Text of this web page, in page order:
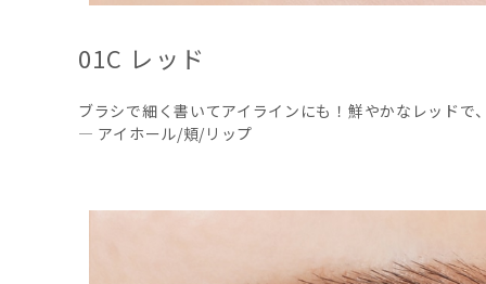
01C レッド
ブラシで細く書いてアイラインにも！鮮やかなレッドで
― アイホール/頬/リップ